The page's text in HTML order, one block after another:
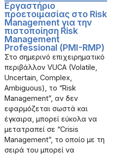
Εργαστήριο
προετοιμασίας στο Risk
Management για την
πιστοποίηση Risk
Management
Professional (PMI-RMP)
Στο σημερινό επιχειρηματικό
περιβάλλον VUCA (Volatile,
Uncertain, Complex,
Ambiguous), το “Risk
Management”, αν δεν
εφαρμόζεται σωστά και
έγκαιρα, μπορεί εύκολα να
μετατραπεί σε “Crisis
Management”, το οποίο με τη
σειρά του μπορεί να